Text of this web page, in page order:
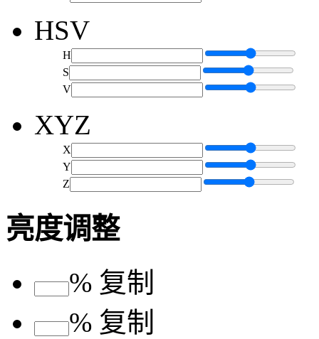
HSV
H
S
V
XYZ
X
Y
Z
亮度调整
% 复制
% 复制